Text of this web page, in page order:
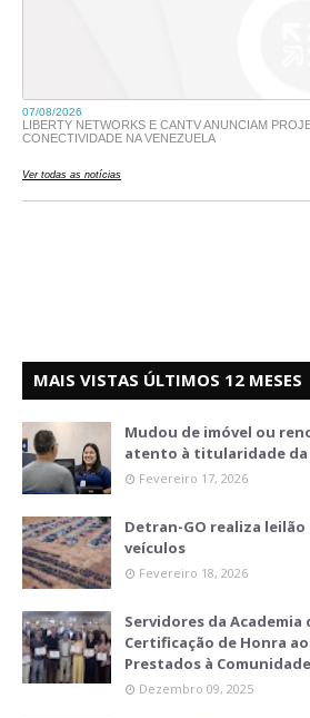
MAIS VISTAS ÚLTIMOS 12 MESES
Mudou de imóvel ou
atento à titularidade da
Fevereiro 17, 2026
Detran-GO realiza leilão
veículos
Fevereiro 18, 2026
Servidores da Academia
Certificação de Honra
Prestados à
Dezembro 09, 2025